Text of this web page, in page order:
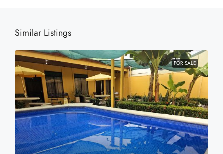
Similar Listings
FOR SALE